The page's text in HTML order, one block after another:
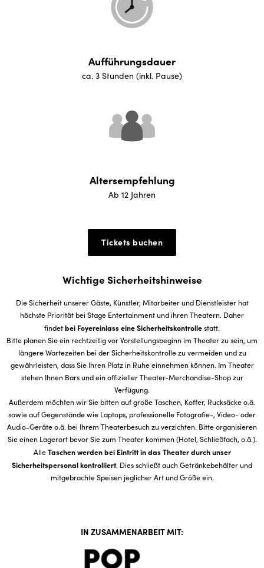
Aufführungsdauer
ca. 3 Stunden (inkl. Pause)
Altersempfehlung
Ab 12 Jahren
Tickets buchen
Wichtige Sicherheitshinweise
Die Sicherheit unserer Gäste, Künstler, Mitarbeiter und Dienstleister hat
höchste Priorität bei Stage Entertainment und ihren Theatern. Daher
findetbei Foyereinlass eine Sicherheitskontrollestatt.
Bitte planen Sie ein rechtzeitig vor Vorstellungsbeginn im Theater zu sein, um
längere Wartezeiten bei der Sicherheitskontrolle zu vermeiden und zu
gewährleisten, dass Sie Ihren Platz in Ruhe einnehmen können. Im Theater
stehen Ihnen Bars und ein offizieller Theater-Merchandise-Shop zur
Verfügung.
Außerdem möchten wir Sie bitten auf große Taschen, Koffer, Rucksäcke o.ä.
sowie auf Gegenstände wie Laptops, professionelle Fotografie-, Video- oder
Audio-Geräte o.ä. bei Ihrem Theaterbesuch zu verzichten. Bitte organisieren
Sie einen Lagerort bevor Sie zum Theater kommen (Hotel, Schließfach, o.ä.).
AlleTaschen werden bei Eintritt in das Theater durch unser
Sicherheitspersonal kontrolliert. Dies schließt auch Getränkebehälter und
mitgebrachte Speisen jeglicher Art und Größe ein.
IN ZUSAMMENARBEIT MIT: